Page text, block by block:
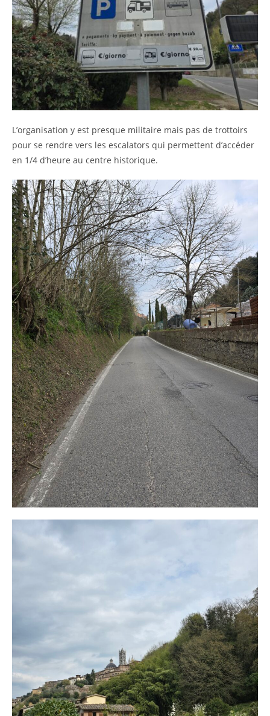
L’organisation y est presque militaire mais pas de trottoirs
pour se rendre vers les escalators qui permettent d’accéder
en 1/4 d’heure au centre historique.